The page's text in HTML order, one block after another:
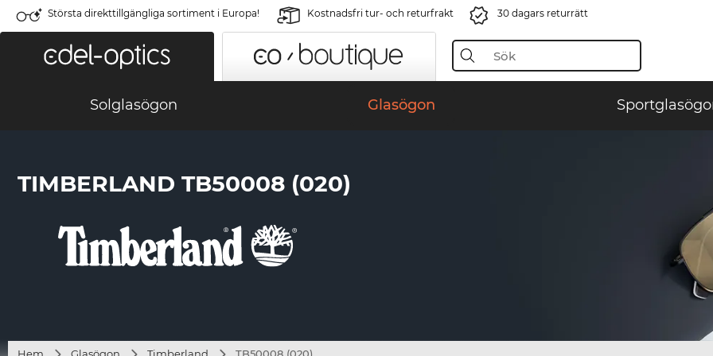
Största direkttillgängliga sortiment i Europa! Kostnadsfri tur- och returfrakt 30 dagars returrätt
Solglasögon Glasögon
TIMBERLAND TB50008 (020)